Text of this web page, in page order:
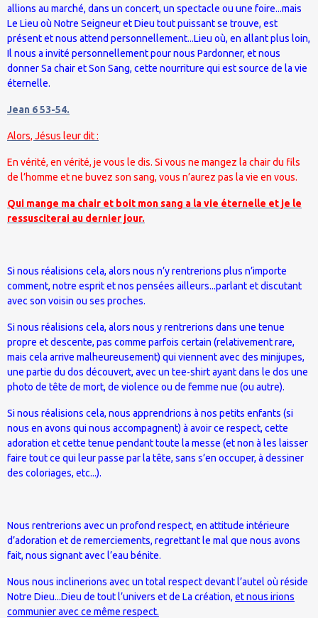
allions au marché, dans un concert, un spectacle ou une foire...mais
Le Lieu où Notre Seigneur et Dieu tout puissant se trouve, est
présent et nous attend personnellement...Lieu où, en allant plus loin,
Il nous a invité personnellement pour nous Pardonner, et nous
donner Sa chair et Son Sang, cette nourriture qui est source de la vie
éternelle.
Jean 6 53-54.
Alors, Jésus leur dit :
En vérité, en vérité, je vous le dis. Si vous ne mangez la chair du fils
de l’homme et ne buvez son sang, vous n’aurez pas la vie en vous.
Qui mange ma chair et boit mon sang a la vie éternelle et je le
ressusciterai au dernier jour.
Si nous réalisions cela, alors nous n’y rentrerions plus n’importe
comment, notre esprit et nos pensées ailleurs...parlant et discutant
avec son voisin ou ses proches.
Si nous réalisions cela, alors nous y rentrerions dans une tenue
propre et descente, pas comme parfois certain (relativement rare,
mais cela arrive malheureusement) qui viennent avec des minijupes,
une partie du dos découvert, avec un tee-shirt ayant dans le dos une
photo de tête de mort, de violence ou de femme nue (ou autre).
Si nous réalisions cela, nous apprendrions à nos petits enfants (si
nous en avons qui nous accompagnent) à avoir ce respect, cette
adoration et cette tenue pendant toute la messe (et non à les laisser
faire tout ce qui leur passe par la tête, sans s’en occuper, à dessiner
des coloriages, etc...).
Nous rentrerions avec un profond respect, en attitude intérieure
d’adoration et de remerciements, regrettant le mal que nous avons
fait, nous signant avec l’eau bénite.
Nous nous inclinerions avec un total respect devant l’autel où réside
Notre Dieu...Dieu de tout l’univers et de La création, et nous irions
communier avec ce même respect.